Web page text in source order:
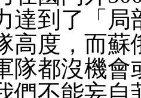
達到了「局
高度，而蘇
隊都沒機會